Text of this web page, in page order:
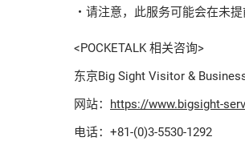
・请注意，此服务可能会在未
<POCKETALK 相关咨询>
东京Big Sight Visitor &
网站： https://www.bigsight-
电话：+81-(0)3-5530-1292